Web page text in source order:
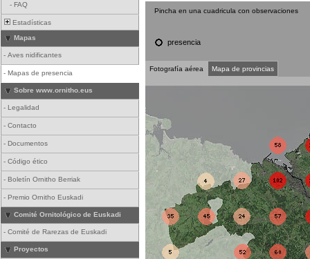
- FAQ
Estadísticas
Mapas
- Aves nidificantes
- Mapas de presencia
Sobre www.ornitho.eus
- Legalidad
- Contacto
- Documentos
- Código ético
- Boletín Ornitho Berriak
- Premio Ornitho Euskadi
Comité Ornitológico de Euskadi
- Comité de Rarezas de Euskadi
Proyectos
Pincha en una cuadricula con observaciones
presencia
Fotografía aérea Mapa de provincias